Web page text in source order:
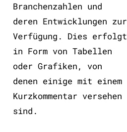
Branchenzahlen und
deren Entwicklungen zur
Verfügung. Dies erfolgt
in Form von Tabellen
oder Grafiken, von
denen einige mit einem
Kurzkommentar versehen
sind.